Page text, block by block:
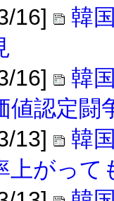
16]
韓
16]
韓
値認定闘
13]
韓
上がっ